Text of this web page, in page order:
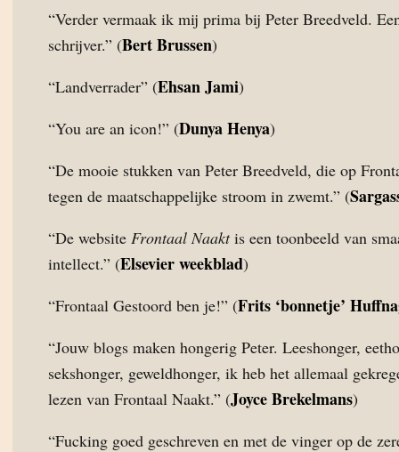
“Verder vermaak ik mij prima bij Peter Breedveld.
schrijver.” (Bert Brussen)
“Landverrader” (Ehsan Jami)
“You are an icon!” (Dunya Henya)
“De mooie stukken van Peter Breedveld, die op
tegen de maatschappelijke stroom in zwemt.” (
“De website Frontaal Naaktis een toonbeeld van
intellect.” (Elsevier weekblad)
“Frontaal Gestoord ben je!” (Frits ‘bonnetje’
“Jouw blogs maken hongerig Peter. Leeshonger,
sekshonger, geweldhonger, ik heb het allemaal
lezen van Frontaal Naakt.” (Joyce Brekelmans)
“Fucking goed geschreven en met de vinger op de